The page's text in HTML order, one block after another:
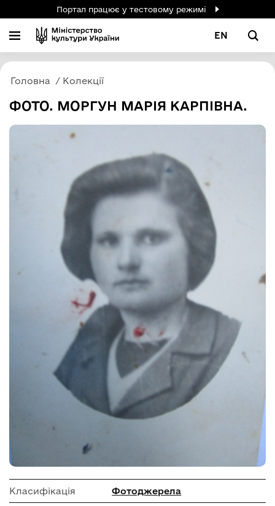
Портал працює у тестовому режимі
EN
Головна Колекції
ФОТО. МОРГУН МАРІЯ КАРПІВНА.
Класифікація Фотоджерела